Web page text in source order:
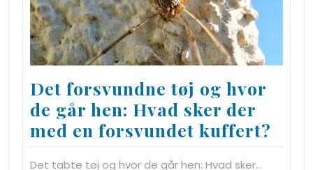
Det forsvundne tøj og hvor
de går hen: Hvad sker der
med en forsvundet kuffert?
Det tabte tøj og hvor de går hen: Hvad sker…